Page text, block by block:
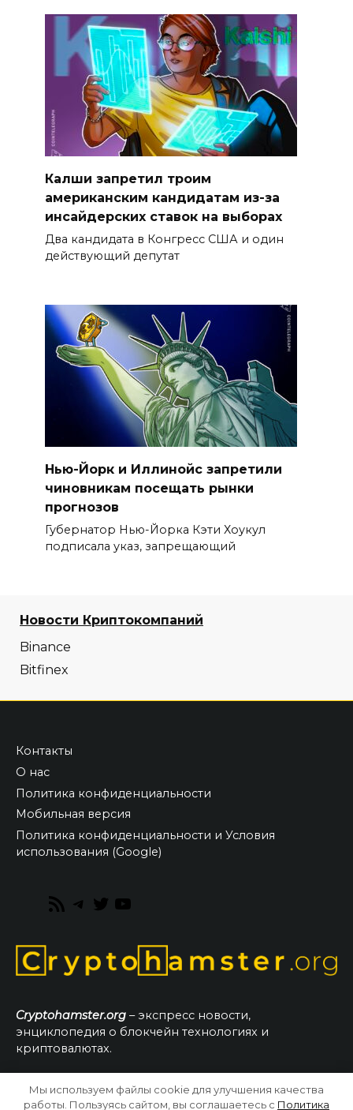
Калши запретил троим
американским кандидатам из-за
инсайдерских ставок на выборах
Два кандидата в Конгресс США и один
действующий депутат
Нью-Йорк и Иллинойс запретили
чиновникам посещать рынки
прогнозов
Губернатор Нью-Йорка Кэти Хоукул
подписала указ, запрещающий
Новости Криптокомпаний
Binance
Bitfinex
Контакты
О нас
Политика конфиденциальности
Мобильная версия
Политика конфиденциальности и Условия
использования (Google)
RSS
Telegram
Twitter
Cryptohamster.org – экспресс новости,
энциклопедия о блокчейн технологиях и
криптовалютах.
© 2026 CryptoHamster.org
Мы используем файлы cookie для улучшения качества
работы. Пользуясь сайтом, вы соглашаетесь с Политика